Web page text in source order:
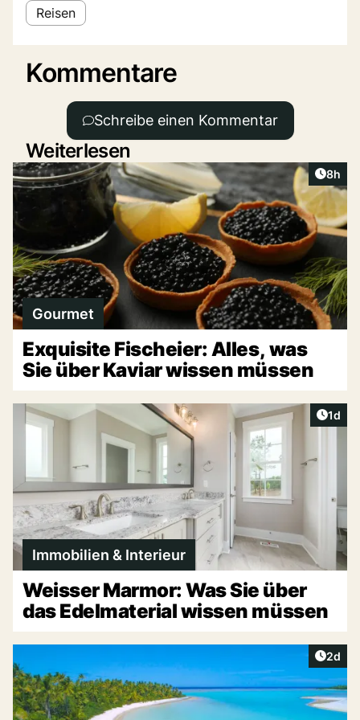
Reisen
Kommentare
Schreibe einen Kommentar
Weiterlesen
8h
Gourmet
Exquisite Fischeier: Alles, was
Sie über Kaviar wissen müssen
1d
Immobilien & Interieur
Weisser Marmor: Was Sie über
das Edelmaterial wissen müssen
2d